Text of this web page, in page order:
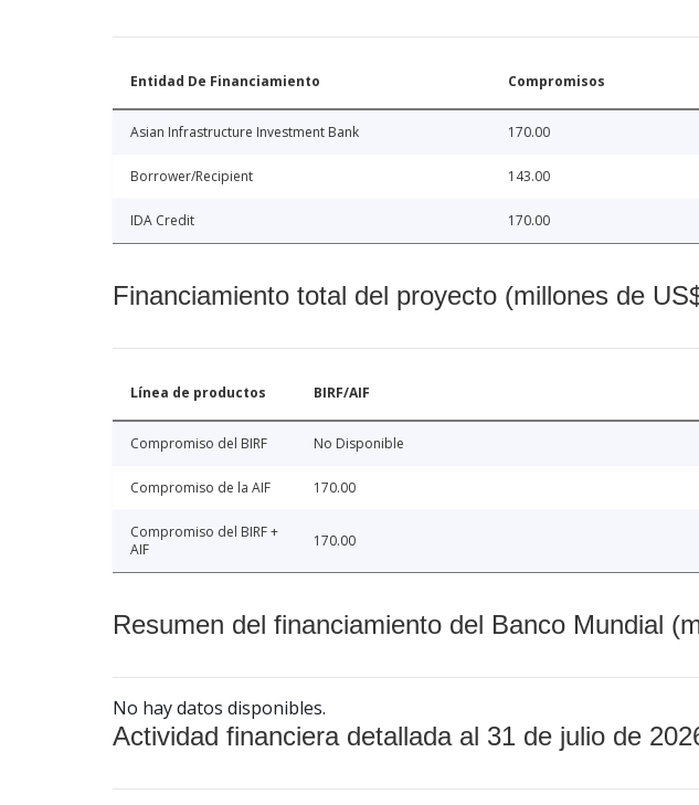
Entidad De Financiamiento Compromisos
Asian Infrastructure Investment Bank 170.00
Borrower/Recipient 143.00
IDA Credit 170.00
Financiamiento total del proyecto (millones de
Línea de productos BIRF/AIF
Compromiso del BIRF No Disponible
Compromiso de la AIF 170.00
Compromiso del BIRF +
AIF
170.00
Resumen del financiamiento del Banco Mundial
No hay datos disponibles.
Actividad financiera detallada al 31 de julio de